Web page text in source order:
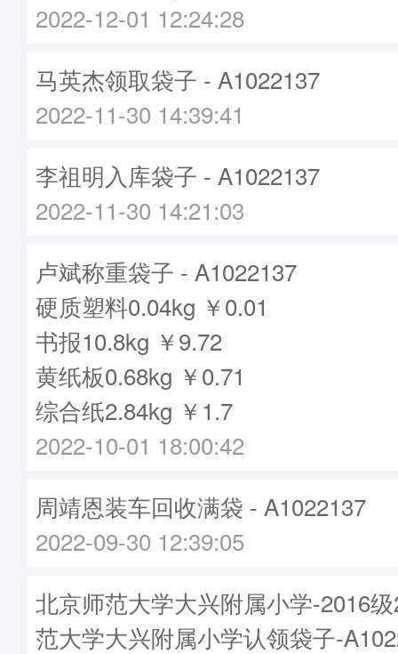
2022-12-01 12:24:28
马英杰领取袋子 - A1022137
2022-11-30 14:39:41
李祖明入库袋子 - A1022137
2022-11-30 14:21:03
卢斌称重袋子 - A1022137
硬质塑料0.04kg ￥0.01
书报10.8kg ￥9.72
黄纸板0.68kg ￥0.71
综合纸2.84kg ￥1.7
2022-10-01 18:00:42
周靖恩装车回收满袋 - A1022137
2022-09-30 12:39:05
北京师范大学大兴附属小学-2016
范大学大兴附属小学认领袋子-